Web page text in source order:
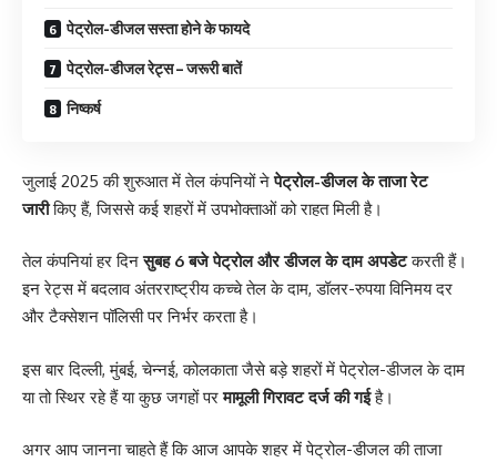
पेट्रोल-डीजल सस्ता होने के फायदे
पेट्रोल-डीजल रेट्स – जरूरी बातें
निष्कर्ष
जुलाई 2025 की शुरुआत में तेल कंपनियों नेपेट्रोल-डीजल के ताजा रेट
जारीकिए हैं, जिससे कई शहरों में उपभोक्ताओं को राहत मिली है।
तेल कंपनियां हर दिनसुबह 6 बजे पेट्रोल और डीजल के दाम अपडेटकरती हैं।
इन रेट्स में बदलाव अंतरराष्ट्रीय कच्चे तेल के दाम, डॉलर-रुपया विनिमय दर
और टैक्सेशन पॉलिसी पर निर्भर करता है।
इस बार दिल्ली, मुंबई, चेन्नई, कोलकाता जैसे बड़े शहरों में पेट्रोल-डीजल के दाम
या तो स्थिर रहे हैं या कुछ जगहों परमामूली गिरावट दर्ज की गईहै।
अगर आप जानना चाहते हैं कि आज आपके शहर में पेट्रोल-डीजल की ताजा